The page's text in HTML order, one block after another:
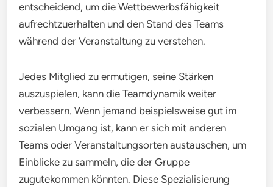
entscheidend, um die Wettbewerbsfähigkeit
aufrechtzuerhalten und den Stand des Teams
während der Veranstaltung zu verstehen.
Jedes Mitglied zu ermutigen, seine Stärken
auszuspielen, kann die Teamdynamik weiter
verbessern. Wenn jemand beispielsweise gut im
sozialen Umgang ist, kann er sich mit anderen
Teams oder Veranstaltungsorten austauschen, um
Einblicke zu sammeln, die der Gruppe
zugutekommen könnten. Diese Spezialisierung